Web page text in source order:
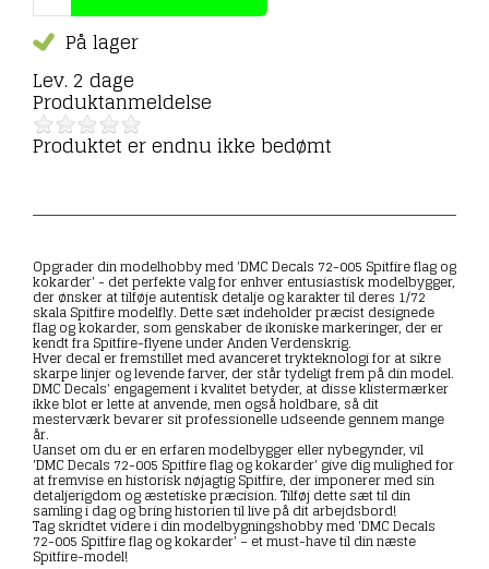
På lager
Lev. 2 dage
Produktanmeldelse
Produktet er endnu ikke bedømt
Opgrader din modelhobby med 'DMC Decals 72-005 Spitfire flag og
kokarder' - det perfekte valg for enhver entusiastisk modelbygger,
der ønsker at tilføje autentisk detalje og karakter til deres 1/72
skala Spitfire modelfly. Dette sæt indeholder præcist designede
flag og kokarder, som genskaber de ikoniske markeringer, der er
kendt fra Spitfire-flyene under Anden Verdenskrig.
Hver decal er fremstillet med avanceret trykteknologi for at sikre
skarpe linjer og levende farver, der står tydeligt frem på din model.
DMC Decals' engagement i kvalitet betyder, at disse klistermærker
ikke blot er lette at anvende, men også holdbare, så dit
mesterværk bevarer sit professionelle udseende gennem mange
år.
Uanset om du er en erfaren modelbygger eller nybegynder, vil
'DMC Decals 72-005 Spitfire flag og kokarder' give dig mulighed for
at fremvise en historisk nøjagtig Spitfire, der imponerer med sin
detaljerigdom og æstetiske præcision. Tilføj dette sæt til din
samling i dag og bring historien til live på dit arbejdsbord!
Tag skridtet videre i din modelbygningshobby med 'DMC Decals
72-005 Spitfire flag og kokarder' – et must-have til din næste
Spitfire-model!